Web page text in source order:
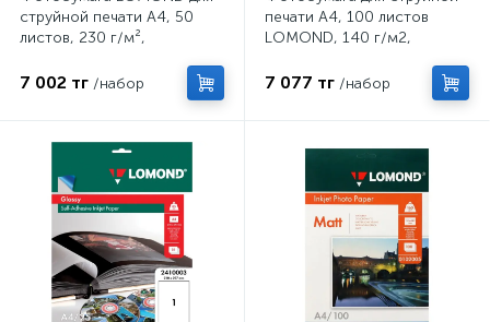
струйной печати А4, 50
листов, 230 г/м²,
7 002 тг /набор
печати А4, 100 листов
LOMOND, 140 г/м2,
7 077 тг /набор